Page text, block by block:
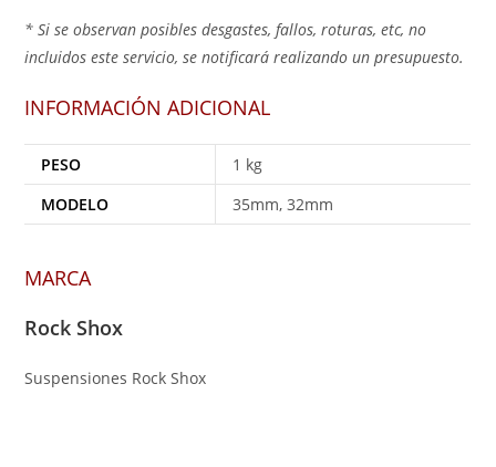
* Si se observan posibles desgastes, fallos, roturas, etc, no
incluidos este servicio, se notificará realizando un presupuesto.
INFORMACIÓN ADICIONAL
PESO
1 kg
MODELO
35mm, 32mm
MARCA
Rock Shox
Suspensiones Rock Shox